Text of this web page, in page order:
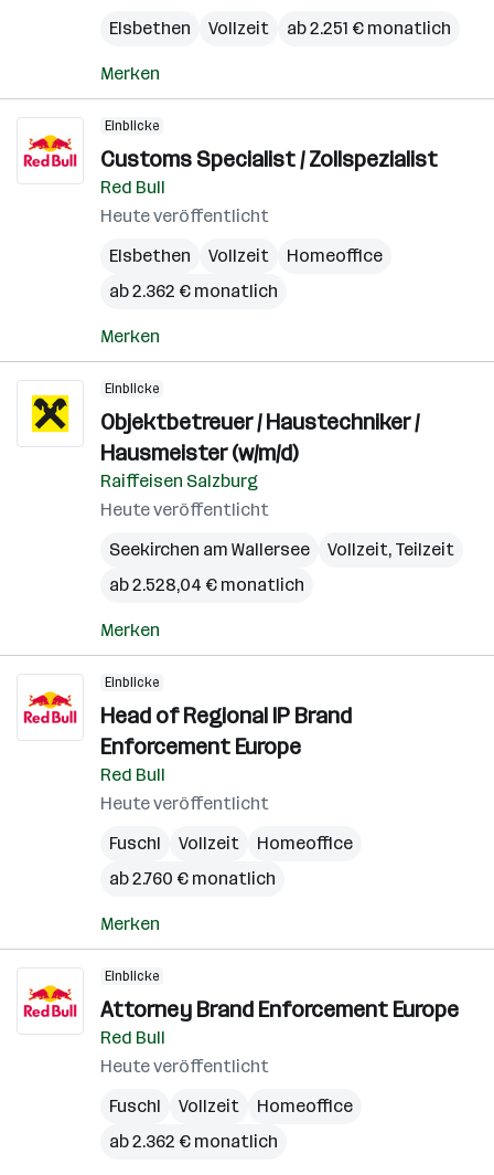
Elsbethen
Vollzeit ab 2.251 € monatlich
Merken
Einblicke
Customs Specialist / Zollspezialist
Red Bull
Heute veröffentlicht
Elsbethen
Vollzeit
Homeoffice
ab 2.362 € monatlich
Merken
Einblicke
Objektbetreuer / Haustechniker /
Hausmeister (w/m/d)
Raiffeisen Salzburg
Heute veröffentlicht
Seekirchen am Wallersee
Vollzeit, Teilzeit
ab 2.528,04 € monatlich
Merken
Einblicke
Head of Regional IP Brand
Enforcement Europe
Red Bull
Heute veröffentlicht
Fuschl
Vollzeit
Homeoffice
ab 2.760 € monatlich
Merken
Einblicke
Attorney Brand Enforcement Europe
Red Bull
Heute veröffentlicht
Fuschl
Vollzeit
Homeoffice
ab 2.362 € monatlich